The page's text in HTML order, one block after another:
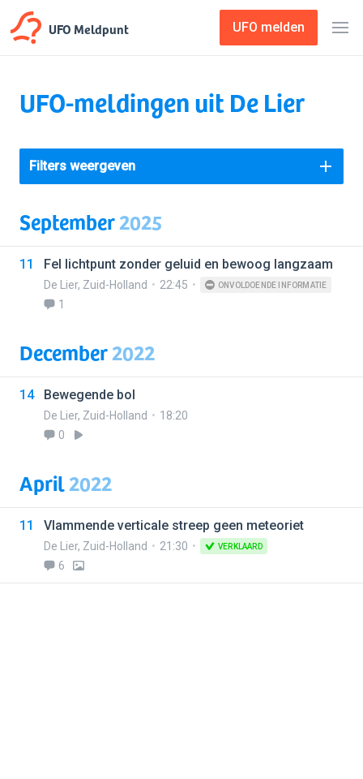
UFO Meldpunt UFO melden
UFO-meldingen uit De Lier
Filters weergeven
September2025
11 Fel lichtpunt zonder geluid en bewoog langzaam
De Lier, Zuid-Holland 22:45 ONVOLDOENDE INFORMATIE
1
December2022
14 Bewegende bol
De Lier, Zuid-Holland
18:20
0
April2022
11 Vlammende verticale streep geen meteoriet
De Lier, Zuid-Holland 21:30 VERKLAARD
6